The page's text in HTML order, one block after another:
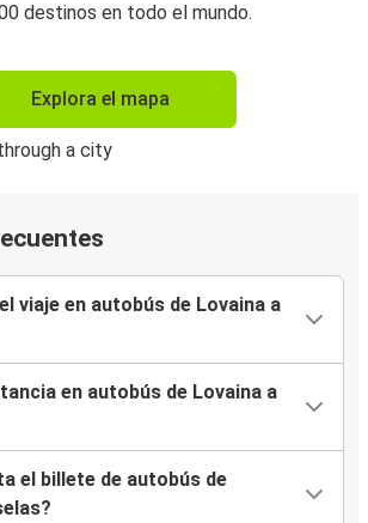
destinos en todo el mundo.
Explora el mapa
viaje en autobús de Lovaina a
en autobús de Lovaina a
el billete de autobús de